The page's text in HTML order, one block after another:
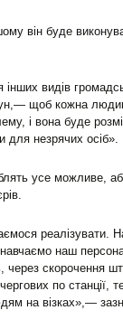
він буде
видів
щоб кожна
і вона буде
для незрячих осіб».
усе можливе,
реалізувати.
наш
через скорочення
по станції,
на візках»,—